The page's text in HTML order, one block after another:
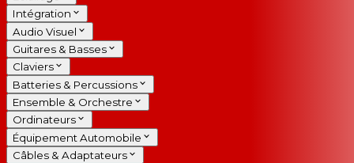
Intégration
Audio Visuel
Guitares & Basses
Claviers
Batteries & Percussions
Ensemble & Orchestre
Ordinateurs
Équipement Automobile
Câbles & Adaptateurs